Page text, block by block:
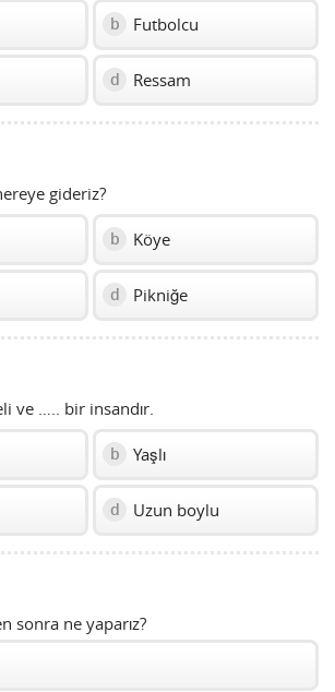
b Futbolcu
d Ressam
gideriz?
b Köye
d Pikniğe
ve ….. bir insandır.
b Yaşlı
d Uzun boylu
sonra ne yaparız?